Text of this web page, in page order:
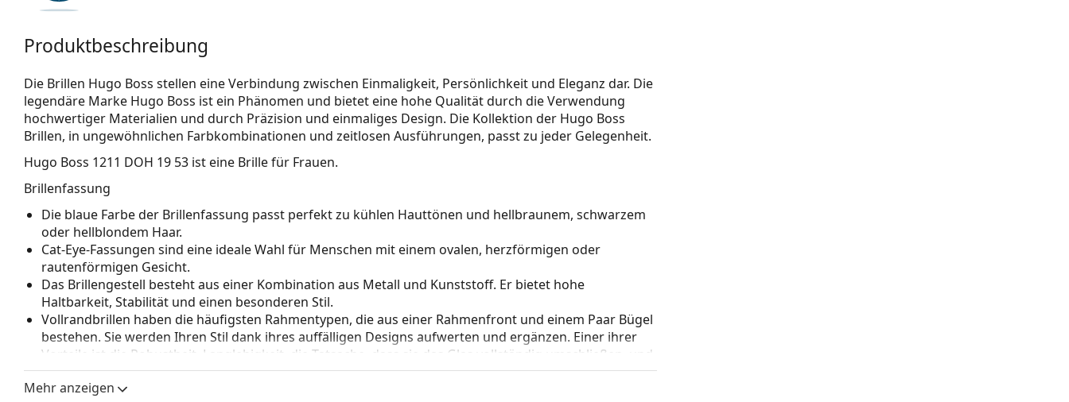
Produktbeschreibung
Die Brillen Hugo Boss stellen eine Verbindung zwischen Einmaligkeit, Persönlichkeit und Eleganz dar. Die
legendäre Marke Hugo Boss ist ein Phänomen und bietet eine hohe Qualität durch die Verwendung
hochwertiger Materialien und durch Präzision und einmaliges Design. Die Kollektion der Hugo Boss
Brillen, in ungewöhnlichen Farbkombinationen und zeitlosen Ausführungen, passt zu jeder Gelegenheit.
Hugo Boss 1211 DOH 19 53 ist eine Brille für Frauen.
Brillenfassung
Die blaue Farbe der Brillenfassung passt perfekt zu kühlen Hauttönen und hellbraunem, schwarzem
oder hellblondem Haar.
Cat-Eye-Fassungen sind eine ideale Wahl für Menschen mit einem ovalen, herzförmigen oder
rautenförmigen Gesicht.
Das Brillengestell besteht aus einer Kombination aus Metall und Kunststoff. Er bietet hohe
Haltbarkeit, Stabilität und einen besonderen Stil.
Vollrandbrillen haben die häufigsten Rahmentypen, die aus einer Rahmenfront und einem Paar Bügel
bestehen. Sie werden Ihren Stil dank ihres auffälligen Designs aufwerten und ergänzen. Einer ihrer
Vorteile ist die Robustheit, Langlebigkeit, die Tatsache, dass sie das Glas vollständig umschließen, und
vor allem ihr Schutz vor Beschädigungen. Dieser Rahmentyp ist für alle Gläser geeignet, auch für
Gläser mit höherer optischer Leistung.
Mehr anzeigen